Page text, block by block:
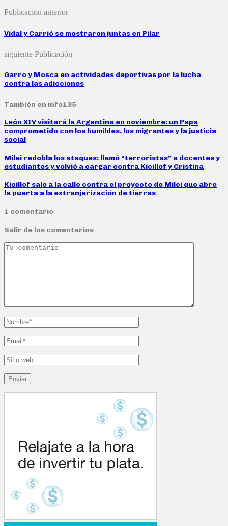
Publicación anterior
Vidal y Carrió se mostraron juntas en Pilar
siguiente Publicación
Garro y Mosca en actividades deportivas por la lucha
contra las adicciones
También en info135
León XIV visitará la Argentina en noviembre: un Papa
comprometido con los humildes, los migrantes y la justicia
social
Milei redobla los ataques: llamó “terroristas” a docentes y
estudiantes y volvió a cargar contra Kicillof y Cristina
Kicillof sale a la calle contra el proyecto de Milei que abre
la puerta a la extranjerización de tierras
1 comentario
Salir de los comentarios